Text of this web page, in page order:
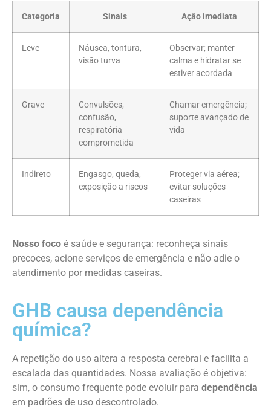
Categoria Sinais Ação imediata
Leve
Náusea, tontura,
visão turva
Observar; manter
calma e hidratar se
estiver acordada
Grave
Convulsões,
confusão,
respiratória
comprometida
Chamar emergência;
suporte avançado de
vida
Indireto
Engasgo, queda,
exposição a riscos
Proteger via aérea;
evitar soluções
caseiras
Nosso foco é saúde e segurança: reconheça sinais
precoces, acione serviços de emergência e não adie o
atendimento por medidas caseiras.
GHB causa dependência
química?
A repetição do uso altera a resposta cerebral e facilita a
escalada das quantidades. Nossa avaliação é objetiva:
sim, o consumo frequente pode evoluir para dependência
em padrões de uso descontrolado.